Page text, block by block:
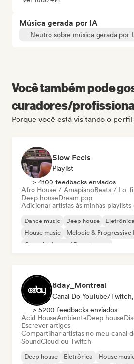
Música gerada por IA
Neutro sobre música gerada por
Você também pode
curadores/
Porque você está visitando o
Slow Feels
Playlist
> 4100 feedbacks enviados
Afro House / AmapianoBeats / Lo-fi
Deep houseDream pop
Adicionar artistas às minhas
Dance music Deep house Eletrônica
House music
Melodic & Progressive
Organic House / Downtempo
8day_Montreal
Canal Do YouTube/
> 5200 feedbacks enviados
Acid HouseAmbienteDeep house
Escrever artigos
Compartilhar artistas no meu canal
SoundCloud ou Twitch
Deep house Eletrônica House